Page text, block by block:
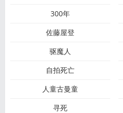
300年
佐藤屋登
驱魔人
自拍死亡
人童古曼童
寻死